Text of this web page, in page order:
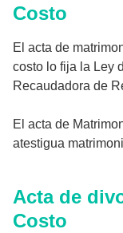
Costo
El acta de
costo lo fija la Ley
Recaudadora de
El acta de
atestigua
Acta de
Costo